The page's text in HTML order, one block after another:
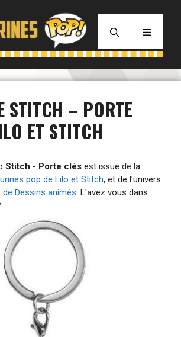
MENU
STITCH – PORTE
ET STITCH
Stitch - Porte clés est issue de la
pop de Lilo et Stitch, et de l'univers
Dessins animés. L'avez vous dans